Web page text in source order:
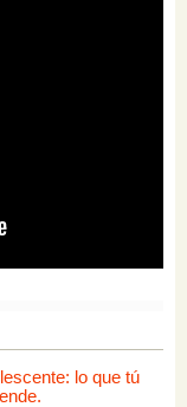
lo que tú